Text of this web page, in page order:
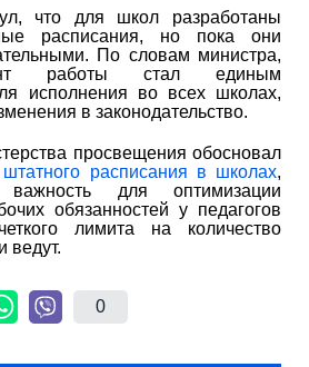
что для школ разработаны
расписания, но пока они
По словам министра,
работы стал единым
исполнения во всех школах,
в законодательство.
просвещения обосновал
штатного расписания в школах,
для оптимизации
обязанностей у педагогов
лимита на количество
ведут.
0